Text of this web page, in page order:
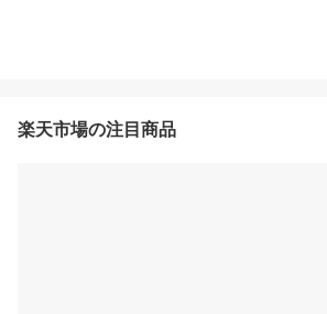
楽天市場の注目商品